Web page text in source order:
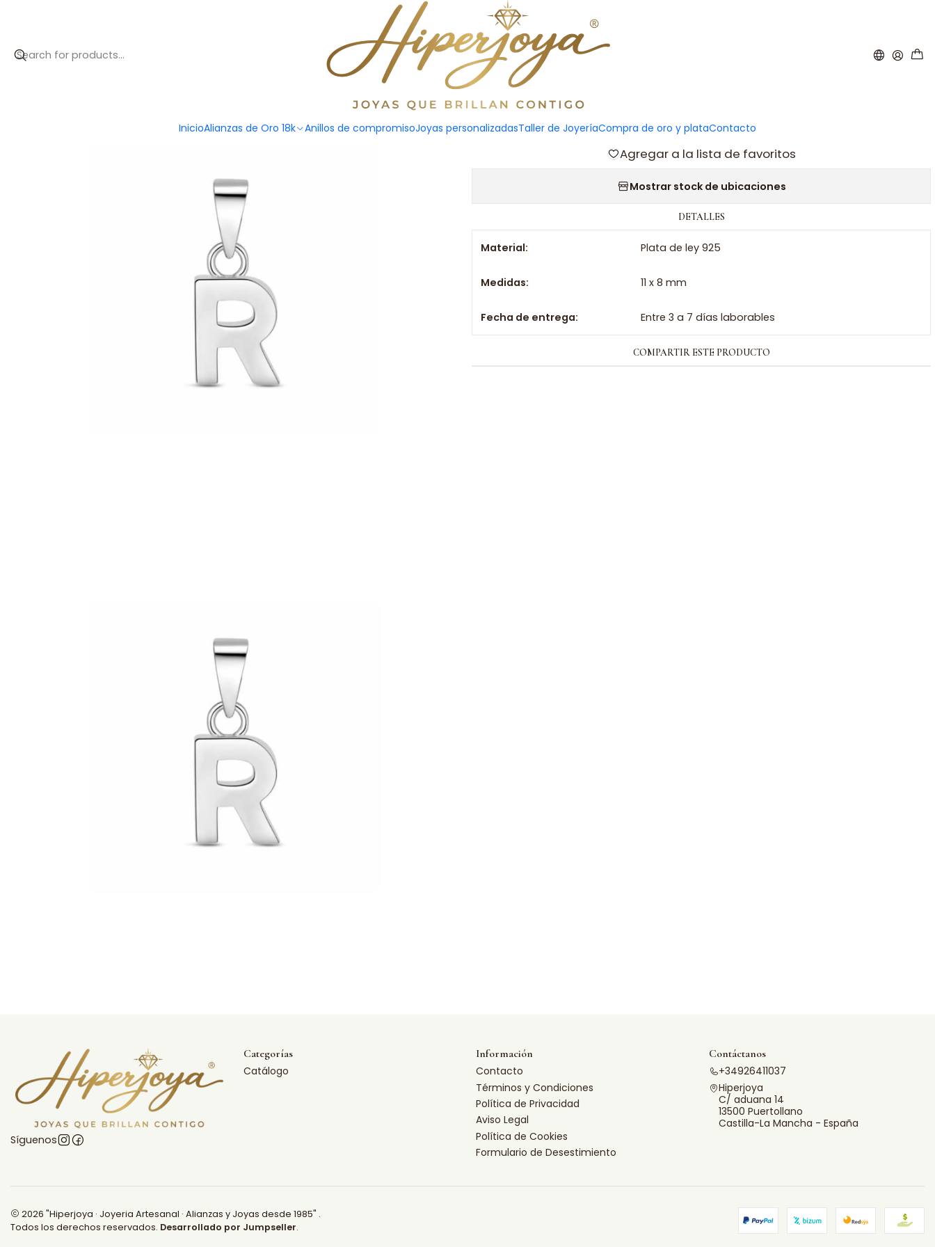
InicioAlianzas de Oro 18k Anillos de compromisoJoyas personalizadasTaller de JoyeríaCompra de oro y plataContacto
Cantidad
Agregar al carro
Agregar a la lista de favoritos
Mostrar stock de ubicaciones
DETALLES
Material: Plata de ley 925
Medidas: 11 x 8 mm
Fecha de entrega: Entre 3 a 7 días laborables
COMPARTIR ESTE PRODUCTO
Síguenos
Categorías
Catálogo
Información
Contacto
Términos y Condiciones
Política de Privacidad
Aviso Legal
Política de Cookies
Formulario de Desestimiento
Contáctanos
+34926411037
Hiperjoya
C/ aduana 14
13500 Puertollano
Castilla-La Mancha - España
2026 "Hiperjoya · Joyeria Artesanal · Alianzas y Joyas desde 1985" .
Todos los derechos reservados. Desarrollado por Jumpseller.